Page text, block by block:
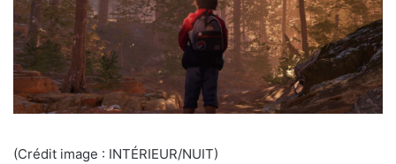
(Crédit image : INTÉRIEUR/NUIT)